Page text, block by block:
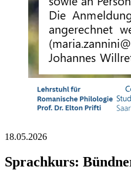
18.05.2026
Sprachkurs: